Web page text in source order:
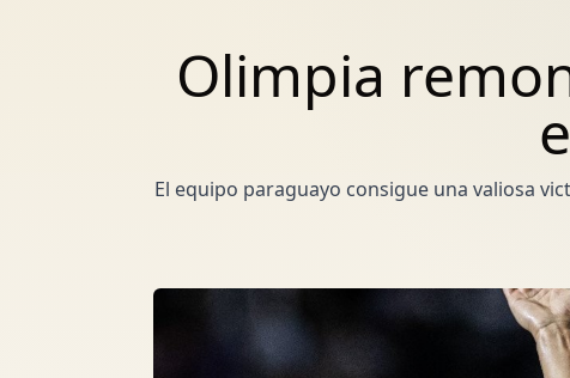
Olimpia
El equipo paraguayo consigue una valiosa